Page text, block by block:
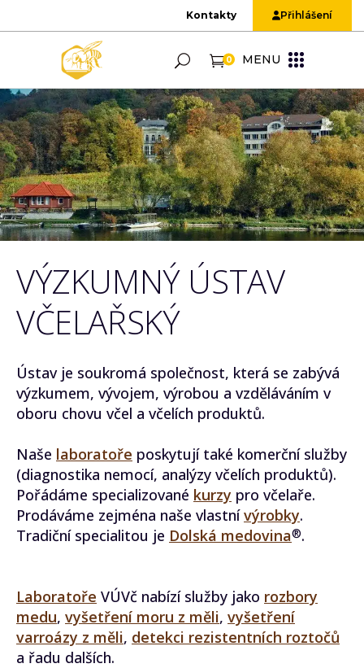
Kontakty Přihlášení
0 MENU
VÝZKUMNÝ ÚSTAV
VČELAŘSKÝ
Ústav je soukromá společnost, která se zabývá
výzkumem, vývojem, výrobou a vzděláváním v
oboru chovu včel a včelích produktů.
Naše laboratoře poskytují také komerční služby
(diagnostika nemocí, analýzy včelích produktů).
Pořádáme specializované kurzy pro včelaře.
Prodáváme zejména naše vlastnívýrobky.
Tradiční specialitou je Dolská medovina®.
Laboratoře VÚVč nabízí služby jako rozbory
medu, vyšetření moru z měli, vyšetření
varroázy z měli, detekci rezistentních roztočů
a řadu dalších.